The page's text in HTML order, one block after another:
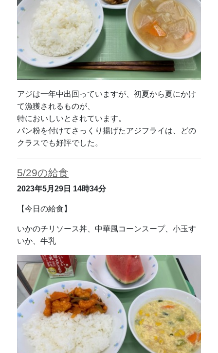
アジは一年中出回っていますが、初夏から夏にかけ
て漁獲されるものが、
特においしいとされています。
パン粉を付けてさっくり揚げたアジフライは、どの
クラスでも好評でした。
5/29の給食
2023年5月29日 14時34分
【今日の給食】
いかのチリソース丼、中華風コーンスープ、小玉す
いか、牛乳